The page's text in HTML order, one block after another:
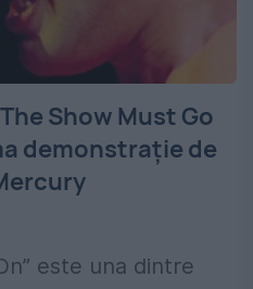
Show Must Go
demonstrație de
este una dintre